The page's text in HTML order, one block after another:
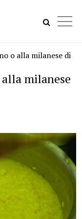
o alla milanese di
milanese